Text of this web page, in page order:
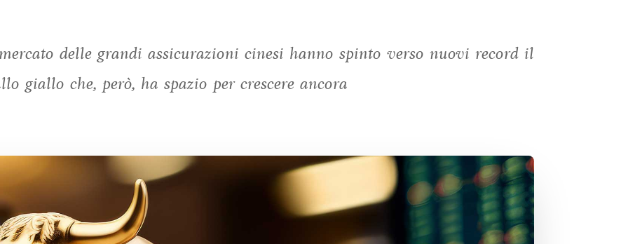
delle grandi assicurazioni cinesi hanno spinto verso nuovi record il
giallo che, però, ha spazio per crescere ancora